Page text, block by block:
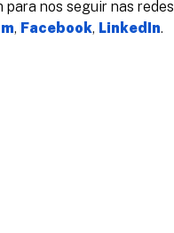
para nos seguir nas redes
, Facebook, LinkedIn.